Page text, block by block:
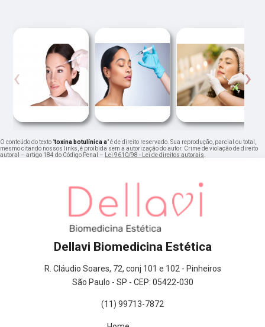
‹ ›
O conteúdo do texto "toxina botulínica a" é de direito reservado. Sua reprodução, parcial ou total,
mesmo citando nossos links, é proibida sem a autorização do autor. Crime de violação de direito
autoral – artigo 184 do Código Penal –
Lei 9610/98 - Lei de direitos autorais
Dellavi Biomedicina Estética
R. Cláudio Soares, 72, conj 101 e 102 - Pinheiros
São Paulo - SP - CEP: 05422-030
(11) 99713-7872